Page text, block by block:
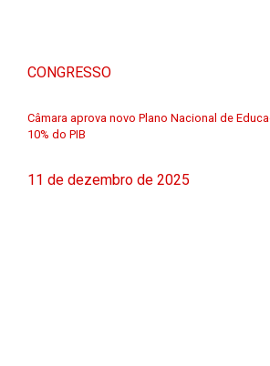
CONGRESSO
Câmara aprova novo Plano Nacional de
10% do PIB
11 de dezembro de 2025